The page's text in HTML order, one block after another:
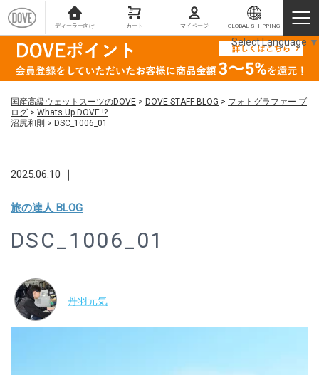
ディーラー向け カート マイページ GLOBAL SHIPPING
国産高級ウェットスーツのDOVE > DOVE STAFF BLOG > フォトグラファー ブ
ログ > Whats Up DOVE !?
沼尻和則 > DSC_1006_01
2025.06.10 ｜
旅の達人 BLOG
DSC_1006_01
丹羽元気
Select Language ▼